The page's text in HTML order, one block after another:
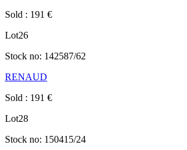
Sold : 191 €
Lot26
Stock no: 142587/62
RENAUD
Sold : 191 €
Lot28
Stock no: 150415/24